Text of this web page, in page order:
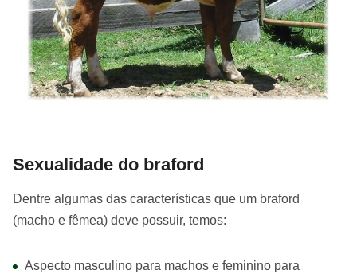
Sexualidade do braford
Dentre algumas das características que um braford
(macho e fêmea) deve possuir, temos:
Aspecto masculino para machos e feminino para